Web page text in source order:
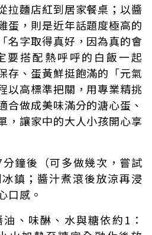
拉麵店紅到居家餐桌；以醬
蛋，則是近年話題度極高的
名字取得真好，因為真的會
要搭配熱呼呼的白飯一起
存、蛋黃鮮挺飽滿的「元氣
以高標準把關，用專業精挑
合做成美味滿分的溏心蛋、
，讓家中的大人小孩開心享
鐘後（可多做幾次，嘗試
鎮；醬汁煮滾後放涼再浸
口感。
油、味醂、水與糖依約1：